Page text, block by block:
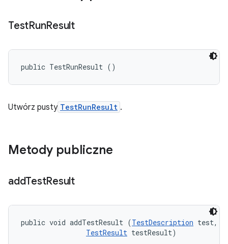
TestRunResult
public TestRunResult ()
Utwórz pusty TestRunResult .
Metody publiczne
addTestResult
public void addTestResult (TestDescription test,
TestResult testResult)